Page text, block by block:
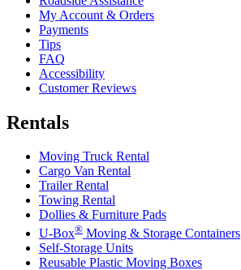
My Account & Orders
Payments
Tips
FAQ
Accessibility
Customer Reviews
Rentals
Moving Truck Rental
Cargo Van Rental
Trailer Rental
Towing Rental
Dollies & Furniture Pads
U-Box® Moving & Storage Containers
Self-Storage Units
Reusable Plastic Moving Boxes